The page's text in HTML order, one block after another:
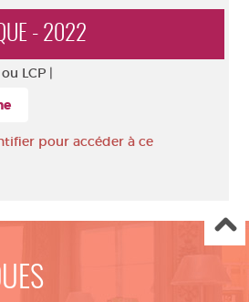
- 2022
LCP |
pour accéder à ce